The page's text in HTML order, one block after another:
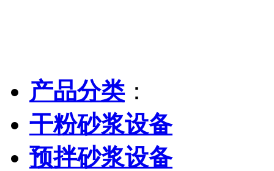
产品分类：
干粉砂浆设备
预拌砂浆设备